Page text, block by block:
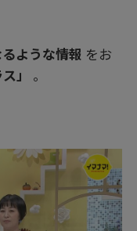
ような情報 をお
」 。